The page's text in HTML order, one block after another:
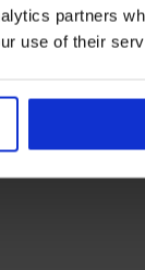
partners
use of their